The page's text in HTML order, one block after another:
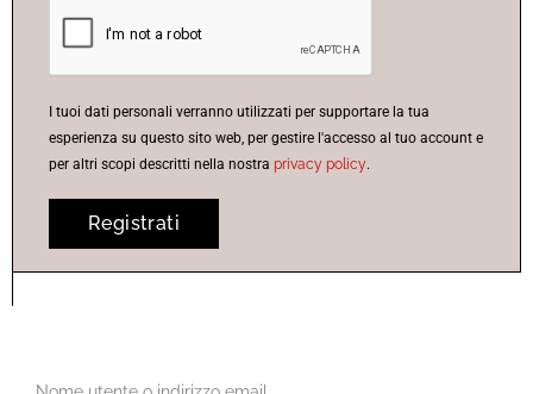
I tuoi dati personali verranno utilizzati per supportare la tua
esperienza su questo sito web, per gestire l'accesso al tuo account e
per altri scopi descritti nella nostra privacy policy.
Registrati